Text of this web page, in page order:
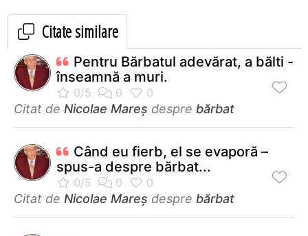
Citate similare
Pentru Bărbatul adevărat, a bălti -
înseamnă a muri.
Citat de Nicolae Mareș despre bărbat
Când eu fierb, el se evaporă –
spus-a despre bărbat...
Citat de Nicolae Mareș despre bărbat